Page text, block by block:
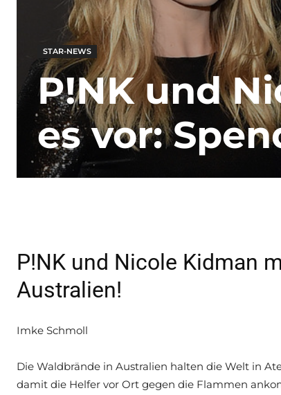
STAR-NEWS
P!NK und
es vor:
P!NK und Nicole Kidman
Australien!
Imke Schmoll
Die Waldbrände in Australien halten die Welt in
damit die Helfer vor Ort gegen die Flammen